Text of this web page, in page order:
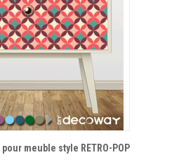
meuble style RETRO-POP